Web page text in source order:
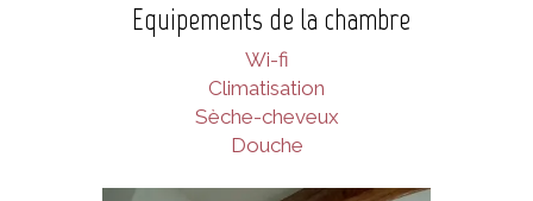
Equipements de la chambre
Wi-fi
Climatisation
Sèche-cheveux
Douche